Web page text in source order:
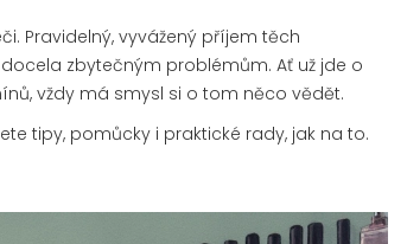
Pravidelný, vyvážený příjem těch
zbytečným problémům. Ať už jde o
vždy má smysl si o tom něco vědět.
tipy, pomůcky i praktické rady, jak na to.